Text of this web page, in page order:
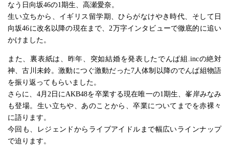
なう日向坂46の1期生、高瀬愛奈。
生い立ちから、イギリス留学期、ひらがなけやき時代、そして日
向坂46に改名以降の現在まで、2万字インタビューで徹底的に追い
かけました。
また、裏表紙は、昨年、突如結婚を発表したでんぱ組.incの絶対
神、古川未鈴。激動につぐ激動だった7人体制以降のでんぱ組物語
を振り返ってもらいました。
さらに、4月2日にAKB48を卒業する現在唯一の1期生、峯岸みなみ
も登場。生い立ちや、あのことから、卒業についてまでを赤裸々
に語ります。
今回も、レジェンドからライブアイドルまで幅広いラインナップ
で迫ります。